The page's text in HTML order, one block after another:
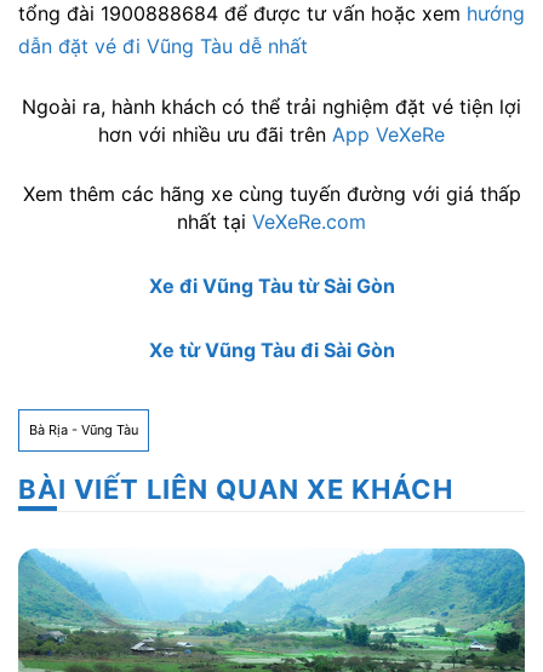
tổng đài 1900888684 để được tư vấn hoặc xem hướng
dẫn đặt vé đi Vũng Tàu dễ nhất
Ngoài ra, hành khách có thể trải nghiệm đặt vé tiện lợi
hơn với nhiều ưu đãi trên App VeXeRe
Xem thêm các hãng xe cùng tuyến đường với giá thấp
nhất tại VeXeRe.com
Xe đi Vũng Tàu từ Sài Gòn
Xe từ Vũng Tàu đi Sài Gòn
Bà Rịa - Vũng Tàu
BÀI VIẾT LIÊN QUAN XE KHÁCH